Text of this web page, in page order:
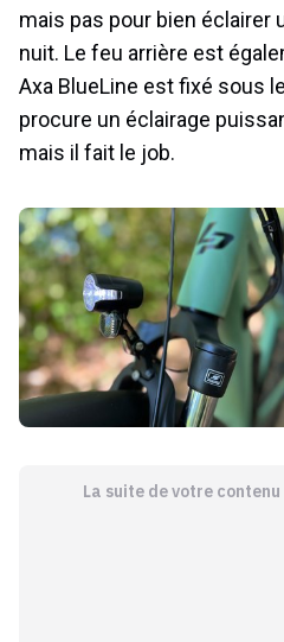
mais pas pour bien éclairer
nuit. Le feu arrière est
Axa BlueLine est fixé sous
procure un éclairage
mais il fait le job.
La suite de votre